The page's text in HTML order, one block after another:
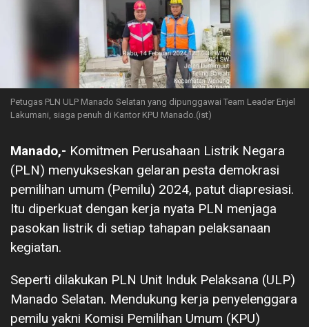
Petugas PLN ULP Manado Selatan yang dipunggawai Team Leader Enjel
Lakumani, siaga penuh di Kantor KPU Manado.(ist)
Manado,- Komitmen Perusahaan Listrik Negara
(PLN) menyukseskan gelaran pesta demokrasi
pemilihan umum (Pemilu) 2024, patut diapresiasi.
Itu diperkuat dengan kerja nyata PLN menjaga
pasokan listrik di setiap tahapan pelaksanaan
kegiatan.
Seperti dilakukan PLN Unit Induk Pelaksana (ULP)
Manado Selatan. Mendukung kerja penyelenggara
pemilu yakni Komisi Pemilihan Umum (KPU)